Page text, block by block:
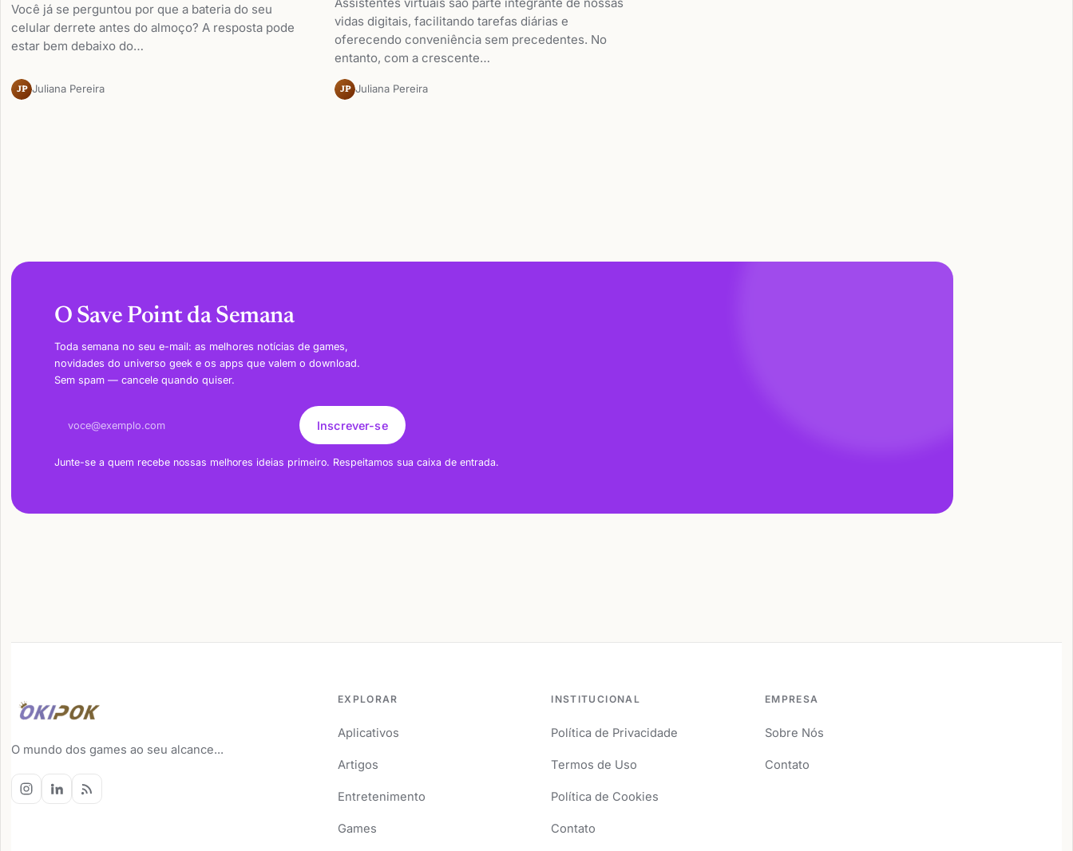
Você já se perguntou por que a bateria do seu
celular derrete antes do almoço? A resposta pode
estar bem debaixo do…
JP Juliana Pereira
Assistentes virtuais são parte integrante de nossas
vidas digitais, facilitando tarefas diárias e
oferecendo conveniência sem precedentes. No
entanto, com a crescente…
JP Juliana Pereira
O Save Point da Semana
Toda semana no seu e-mail: as melhores notícias de games,
novidades do universo geek e os apps que valem o download.
Sem spam — cancele quando quiser.
Inscrever-se
Junte-se a quem recebe nossas melhores ideias primeiro. Respeitamos sua caixa de entrada.
O mundo dos games ao seu alcance...
EXPLORAR
Aplicativos
Artigos
Entretenimento
Games
INSTITUCIONAL
Política de Privacidade
Termos de Uso
Política de Cookies
Contato
EMPRESA
Sobre Nós
Contato